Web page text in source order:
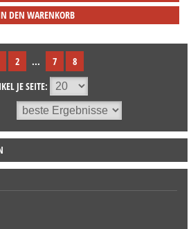
DEN WARENKORB
2 ... 7
8
JE SEITE: